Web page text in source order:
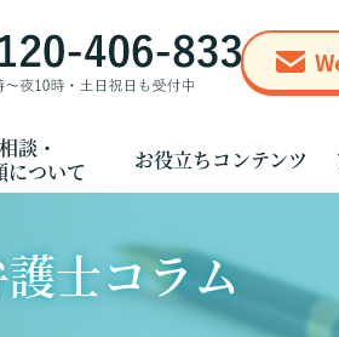
談・
について
お役立ちコンテンツ
士コラム